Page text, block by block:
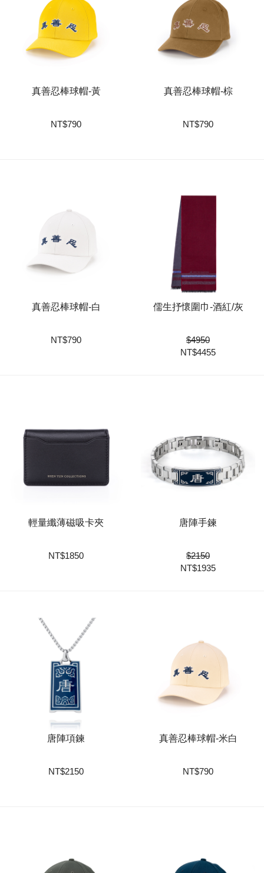
真善忍棒球帽-黃
NT$790
真善忍棒球帽-棕
NT$790
真善忍棒球帽-白
NT$790
儒生抒懷圍巾-酒紅/灰
$4950
NT$4455
輕量纖薄磁吸卡夾
NT$1850
唐陣手鍊
$2150
NT$1935
唐陣項鍊
NT$2150
真善忍棒球帽-米白
NT$790